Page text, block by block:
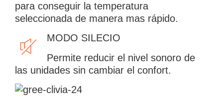
Empieza a escribir para ver resultados.
para conseguir la temperatura
seleccionada de manera mas rápido.
MODO SILECIO
Permite reducir el nivel sonoro de
las unidades sin cambiar el confort.